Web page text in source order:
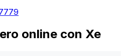
online con Xe